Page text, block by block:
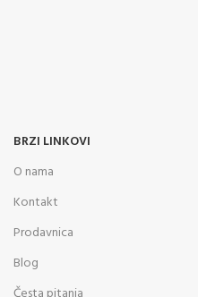
BRZI LINKOVI
O nama
Kontakt
Prodavnica
Blog